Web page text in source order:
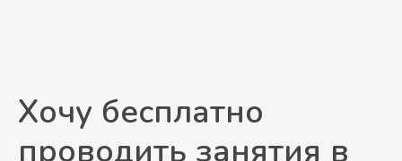
Хочу бесплатно
проводить занятия в